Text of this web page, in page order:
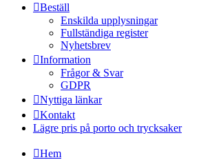
Beställ
Enskilda upplysningar
Fullständiga register
Nyhetsbrev
Information
Frågor & Svar
GDPR
Nyttiga länkar
Kontakt
Lägre pris på porto och trycksaker
Hem